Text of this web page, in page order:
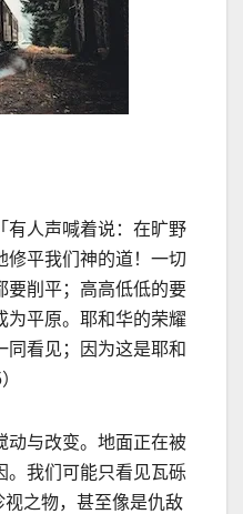
有人声喊着说：在旷野
修平我们神的道！一切
要削平；高高低低的要
为平原。耶和华的荣耀
同看见；因为这是耶和
）
动与改变。地面正在被
。我们可能只看见瓦砾
之物，甚至像是仇敌